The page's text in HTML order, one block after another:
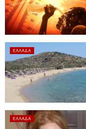
ΕΛΛΆΔΑ
ΕΛΛΆΔΑ